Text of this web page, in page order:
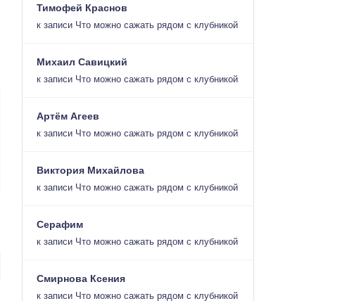
Тимофей Краснов
к записи Что можно сажать рядом с клубникой
Михаил Савицкий
к записи Что можно сажать рядом с клубникой
Артём Агеев
к записи Что можно сажать рядом с клубникой
Виктория Михайлова
к записи Что можно сажать рядом с клубникой
Серафим
к записи Что можно сажать рядом с клубникой
Смирнова Ксения
к записи Что можно сажать рядом с клубникой